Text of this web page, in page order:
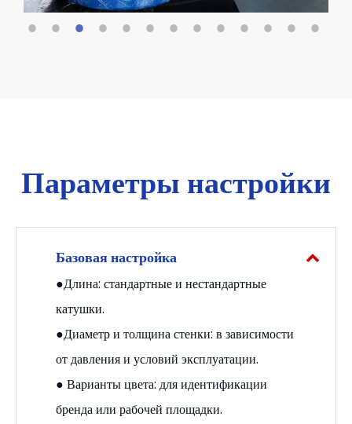
Параметры настройки
Базовая настройка
●Длина: стандартные и нестандартные
катушки.
●Диаметр и толщина стенки: в зависимости
от давления и условий эксплуатации.
● Варианты цвета: для идентификации
бренда или рабочей площадки.